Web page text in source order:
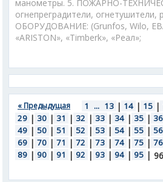
манометры. 5. ПОЖАРНО-
огнепреградители,
ОБОРУДОВАНИЕ: (Grunfos, Wilo,
«ARISTON», «Timberk», «Реал»;
« Предыдущая 1 ... 13 | 14 | 15 |
29 | 30 | 31 | 32 | 33 | 34 | 35 | 36
49 | 50 | 51 | 52 | 53 | 54 | 55 | 56
69 | 70 | 71 | 72 | 73 | 74 | 75 | 76
89 | 90 | 91 | 92 | 93 | 94 | 95 | 96